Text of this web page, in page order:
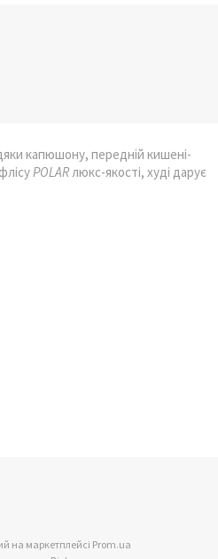
капюшону, передній кишені-
POLARлюкс-якості, худі дарує
на маркетплейсі Prom.ua